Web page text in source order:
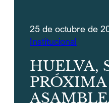
25 de octubre de
Institucional
HUELVA,
PRÓXIMA